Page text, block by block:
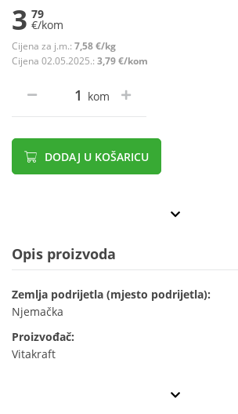
3 79
€/kom
Cijena za j.m.: 7,58 €/kg
Cijena 02.05.2025.: 3,79 €/kom
kom
DODAJ U KOŠARICU
Opis proizvoda
Zemlja podrijetla (mjesto podrijetla):
Njemačka
Proizvođač:
Vitakraft